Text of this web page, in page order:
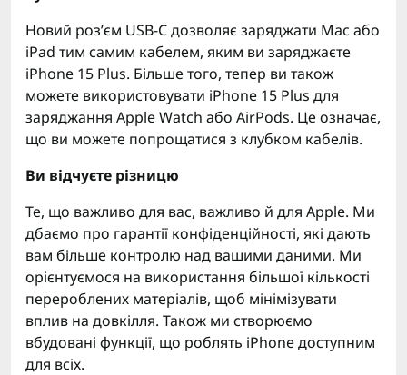
Новий роз’єм USB-C дозволяє заряджати Mac або
iPad тим самим кабелем, яким ви заряджаєте
iPhone 15 Plus. Більше того, тепер ви також
можете використовувати iPhone 15 Plus для
заряджання Apple Watch або AirPods. Це означає,
що ви можете попрощатися з клубком кабелів.
Ви відчуєте різницю
Те, що важливо для вас, важливо й для Apple. Ми
дбаємо про гарантії конфіденційності, які дають
вам більше контролю над вашими даними. Ми
орієнтуємося на використання більшої кількості
перероблених матеріалів, щоб мінімізувати
вплив на довкілля. Також ми створюємо
вбудовані функції, що роблять iPhone доступним
для всіх.